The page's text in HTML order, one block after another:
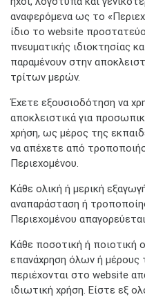
αναφερόμενα ως το
ίδιο το website
πνευματικής ιδιοκτησίας
παραμένουν στην
τρίτων μερών.
Έχετε εξουσιοδότηση να
αποκλειστικά για
χρήση, ως μέρος της
να απέχετε από
Περιεχομένου.
Κάθε ολική ή μερική
αναπαράσταση ή
Περιεχομένου
Κάθε ποσοτική ή ποιοτική
επανάχρηση όλων ή
περιέχονται στο website
ιδιωτική χρήση. Είστε εξ